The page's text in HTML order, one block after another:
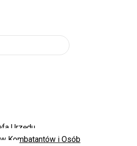
Urzędu
Kombatantów i Osób